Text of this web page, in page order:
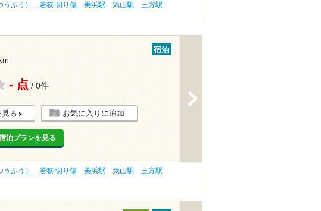
ふう） 若狭 切り傷 美浜駅 気山駅
三方駅
宿泊
- 点 / 0件
る お気に入りに追加
泊プランを見る
ふう） 若狭 切り傷 美浜駅 気山駅
三方駅